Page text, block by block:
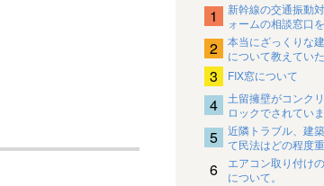
1
新幹線の交通振動
ォームの相談窓口
ください。
2
本当にざっくりな
について教えてい
いです
3 FIX窓について
4
土留擁壁がコンク
ロックでされてい
5
近隣トラブル、建
て民法はどの程度
ているのですか？
6
エアコン取り付け
について。